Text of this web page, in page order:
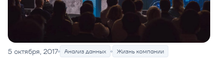
5 октября, 2017 Анализ данных Жизнь компании